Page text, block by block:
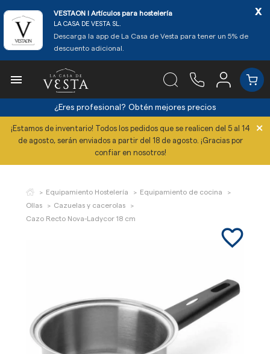
VESTAON l Artículos para hostelería
LA CASA DE VESTA SL.
Descarga la app de La Casa de Vesta para tener un 5% de
descuento adicional.
x

¿Eres profesional? Obtén mejores precios
¡Estamos de inventario! Todos los pedidos que se realicen del 5 al 14
de agosto, serán enviados a partir del 18 de agosto. ¡Gracias por
confiar en nosotros!
×
Equipamiento Hostelería
Equipamiento de cocina
Ollas
Cazuelas y cacerolas
Cazo Recto Nova-Ladycor 18 cm
favorite_border